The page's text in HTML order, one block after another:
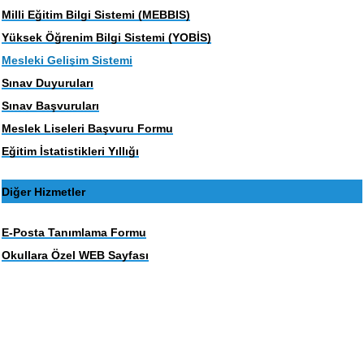
Milli Eğitim Bilgi Sistemi (MEBBIS)
Yüksek Öğrenim Bilgi Sistemi (YOBİS)
Mesleki Gelişim Sistemi
Sınav Duyuruları
Sınav Başvuruları
Meslek Liseleri Başvuru Formu
Eğitim İstatistikleri Yıllığı
Diğer Hizmetler
E-Posta Tanımlama Formu
Okullara Özel WEB Sayfası